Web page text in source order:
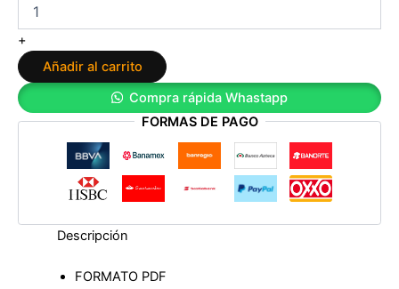
un
libro
sin
editoriales
chupasangre
Kevin
+
Añadir al carrito
Compra rápida Whastapp
FORMAS DE PAGO
Descripción
FORMATO PDF